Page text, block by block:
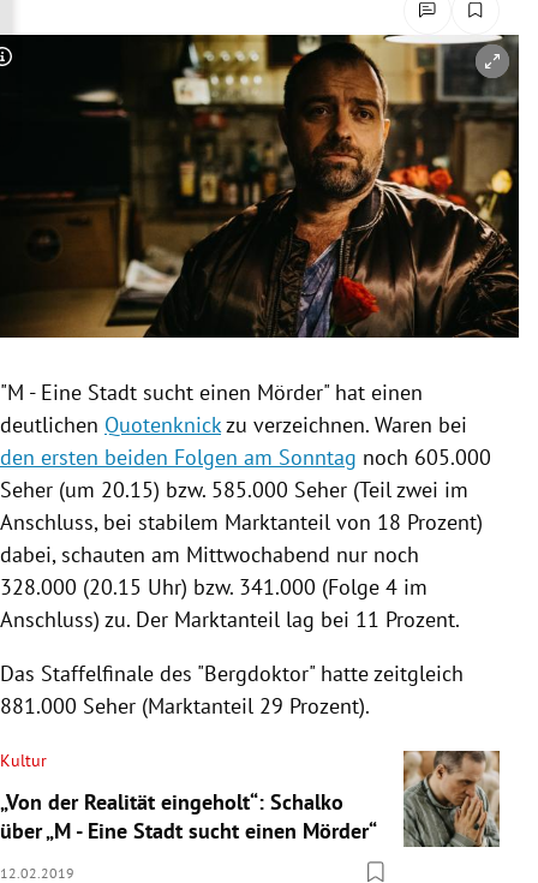
Untermenü
Untermenü
Untermenü
Untermenü
Untermenü
Copyright-Hinweis öffnen/schließen
"M - Eine Stadt sucht einen Mörder" hat einen
deutlichen Quotenknickzu verzeichnen. Waren bei
den ersten beiden Folgen am Sonntag noch 605.000
Seher (um 20.15) bzw. 585.000 Seher (Teil zwei im
Anschluss, bei stabilem Marktanteil von 18 Prozent)
dabei, schauten am Mittwochabend nur noch
328.000 (20.15 Uhr) bzw. 341.000 (Folge 4 im
Anschluss) zu. Der Marktanteil lag bei 11 Prozent.
Das Staffelfinale des "Bergdoktor" hatte zeitgleich
881.000 Seher (Marktanteil 29 Prozent).
Kultur
„Von der Realität eingeholt“: Schalko
über „M - Eine Stadt sucht einen Mörder“
12.02.2019